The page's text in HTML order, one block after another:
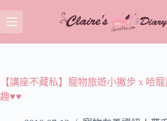
至
主
容【講座不藏私】寵物旅遊小撇步 x 哈
趣♥♥